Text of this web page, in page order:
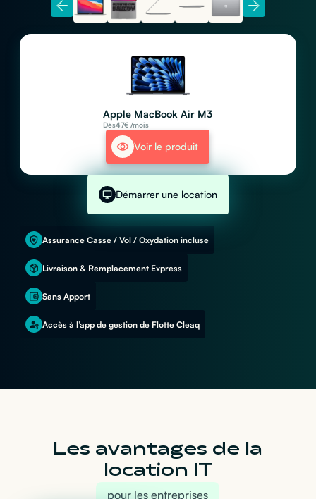
Apple MacBook Air M3
Dès47€ /mois
Voir le produit
Assurance Casse / Vol / Oxydation incluse
Livraison & Remplacement Express
Sans Apport
Accès à l’app de gestion de Flotte Cleaq
Démarrer une location
Les avantages de la
location IT
pour les entreprises